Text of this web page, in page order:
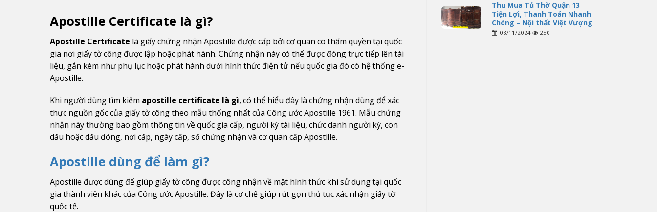
Apostille Certificate là gì?
Apostille Certificate là giấy chứng nhận Apostille được cấp bởi cơ quan có thẩm quyền tại quốc
gia nơi giấy tờ công được lập hoặc phát hành. Chứng nhận này có thể được đóng trực tiếp lên tài
liệu, gắn kèm như phụ lục hoặc phát hành dưới hình thức điện tử nếu quốc gia đó có hệ thống e-
Apostille.
Khi người dùng tìm kiếm apostille certificate là gì, có thể hiểu đây là chứng nhận dùng để xác
thực nguồn gốc của giấy tờ công theo mẫu thống nhất của Công ước Apostille 1961. Mẫu chứng
nhận này thường bao gồm thông tin về quốc gia cấp, người ký tài liệu, chức danh người ký, con
dấu hoặc dấu đóng, nơi cấp, ngày cấp, số chứng nhận và cơ quan cấp Apostille.
Apostille dùng để làm gì?
Apostille được dùng để giúp giấy tờ công được công nhận về mặt hình thức khi sử dụng tại quốc
gia thành viên khác của Công ước Apostille. Đây là cơ chế giúp rút gọn thủ tục xác nhận giấy tờ
quốc tế.
Thu Mua Tủ Thờ Quận 13
Tiện Lợi, Thanh Toán Nhanh
Chóng – Nội thất Việt Vượng
08/11/2024 250